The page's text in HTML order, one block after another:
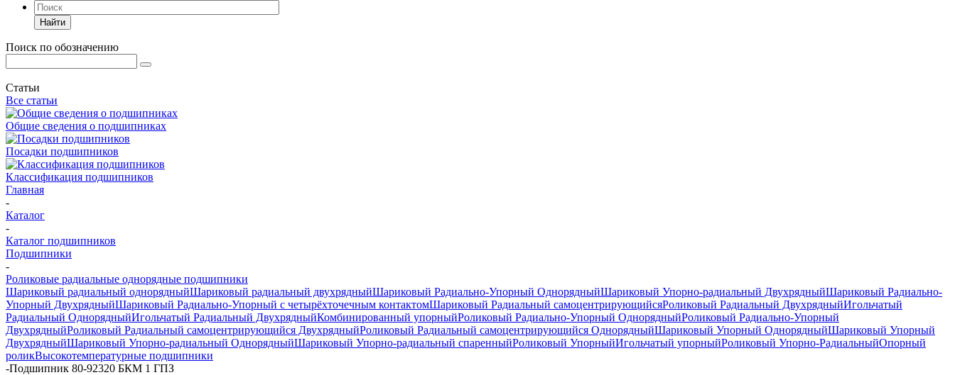
Найти
Поиск по обозначению
Статьи
Все статьи
Общие сведения о подшипниках
Посадки подшипников
Классификация подшипников
Главная
-
Каталог
-
Каталог подшипников
Подшипники
-
Роликовые радиальные однорядные подшипники
Шариковый радиальный однорядныйШариковый радиальный двухрядныйШариковый Радиально-Упорный ОднорядныйШариковый Упорно-радиальный ДвухрядныйШариковый Радиально-
Упорный ДвухрядныйШариковый Радиально-Упорный с четырёхточечным контактомШариковый Радиальный самоцентрирующийсяРоликовый Радиальный ДвухрядныйИгольчатый
Радиальный ОднорядныйИгольчатый Радиальный ДвухрядныйКомбинированный упорныйРоликовый Радиально-Упорный ОднорядныйРоликовый Радиально-Упорный
ДвухрядныйРоликовый Радиальный самоцентрирующийся ДвухрядныйРоликовый Радиальный самоцентрирующийся ОднорядныйШариковый Упорный ОднорядныйШариковый Упорный
ДвухрядныйШариковый Упорно-радиальный ОднорядныйШариковый Упорно-радиальный спаренныйРоликовый УпорныйИгольчатый упорныйРоликовый Упорно-РадиальныйОпорный
роликВысокотемпературные подшипники
-Подшипник 80-92320 БКМ 1 ГПЗ